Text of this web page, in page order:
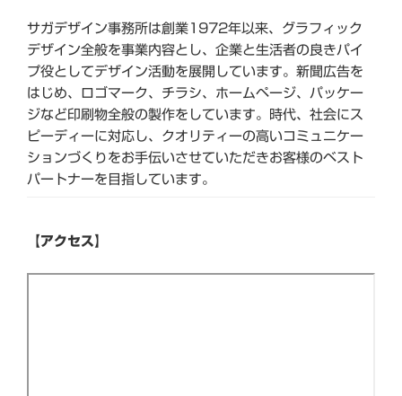
サガデザイン事務所は創業1972年以来、グラフィック
デザイン全般を事業内容とし、企業と生活者の良きパイ
プ役としてデザイン活動を展開しています。新聞広告を
はじめ、ロゴマーク、チラシ、ホームページ、パッケー
ジなど印刷物全般の製作をしています。時代、社会にス
ピーディーに対応し、クオリティーの高いコミュニケー
ションづくりをお手伝いさせていただきお客様のベスト
パートナーを目指しています。
【アクセス】